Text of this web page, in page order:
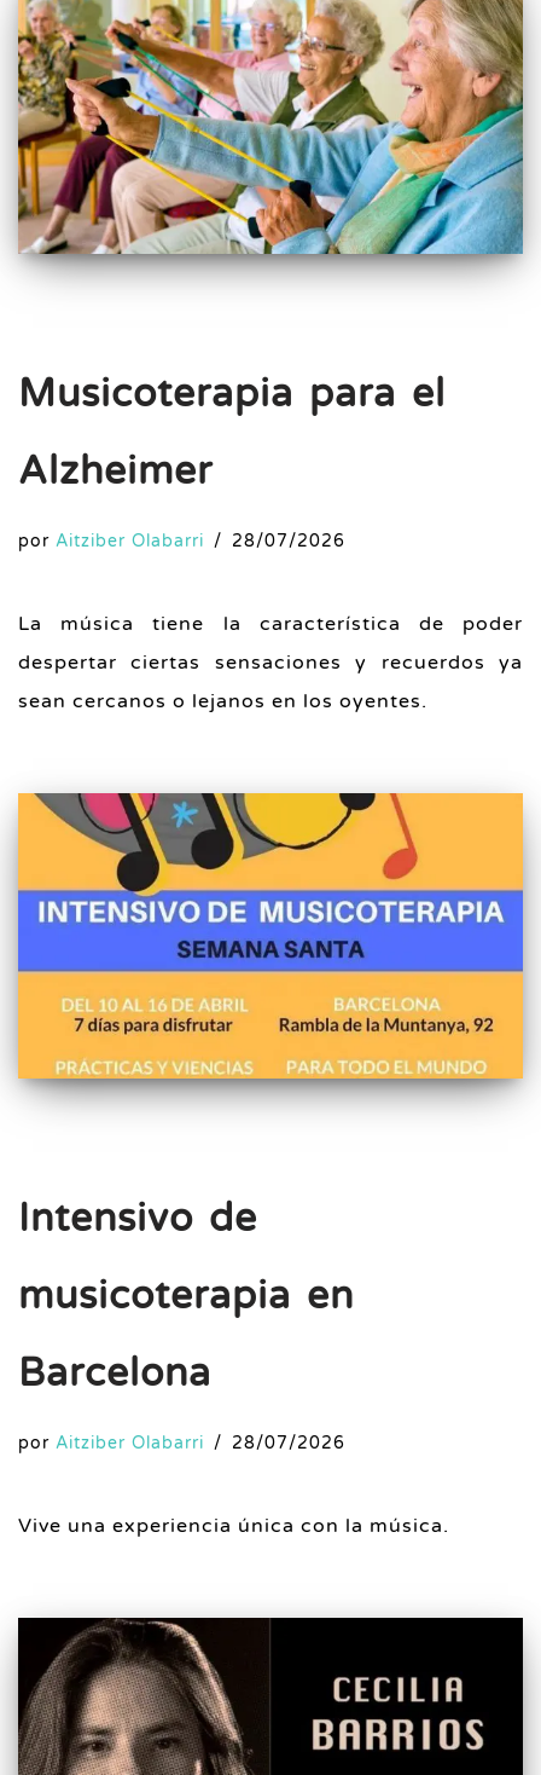
Musicoterapia para el
Alzheimer
por Aitziber Olabarri 28/07/2026
La música tiene la característica de poder
despertar ciertas sensaciones y recuerdos ya
sean cercanos o lejanos en los oyentes.
Intensivo de
musicoterapia en
Barcelona
por Aitziber Olabarri 28/07/2026
Vive una experiencia única con la música.